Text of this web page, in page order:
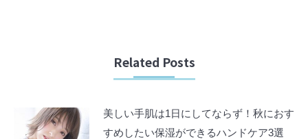
Related Posts
美しい手肌は1日にしてならず！秋におす
すめしたい保湿ができるハンドケア3選